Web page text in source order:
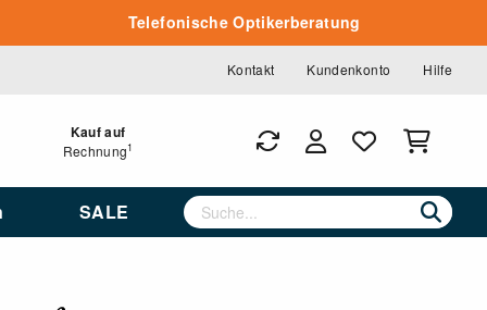
Telefonische Optikerberatung
Kontakt Kundenkonto Hilfe
Kauf auf
Rechnung1
SALE